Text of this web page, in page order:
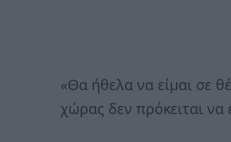
«Θα ήθελα να είμαι σε
χώρας δεν πρόκειται